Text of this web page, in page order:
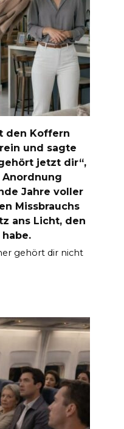
den Koffern
und sagte
jetzt dir“,
Jahre voller
Missbrauchs
ans Licht, den
gehört dir nicht